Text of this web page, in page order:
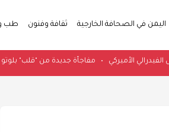
اليمن في الصحافة الخارجية ثقافة وفنون طب
الفيدرالي الأميركي• مفاجأة جديدة من